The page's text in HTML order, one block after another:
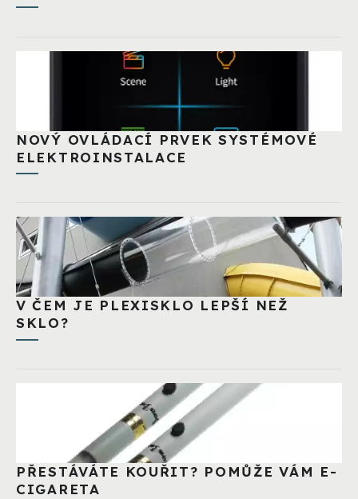
NOVÝ OVLÁDACÍ PRVEK SYSTÉMOVÉ
ELEKTROINSTALACE
V ČEM JE PLEXISKLO LEPŠÍ NEŽ
SKLO?
PŘESTÁVÁTE KOUŘIT? POMŮŽE VÁM E-
CIGARETA